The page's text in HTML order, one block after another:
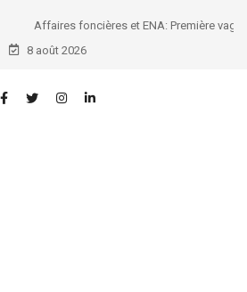
et ENA: Première vague de formation
conservateurs des titres immobiliers
8 août 2026